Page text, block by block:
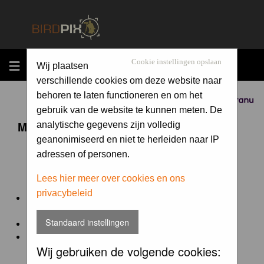
MENU
Sponsored by
Cookie instellingen opslaan
Wij plaatsen
verschillende cookies om deze website naar
behoren te laten functioneren en om het
gebruik van de website te kunnen meten. De
analytische gegevens zijn volledig
geanonimiseerd en niet te herleiden naar IP
adressen of personen.
Lees hier meer over cookies en ons
privacybeleid
Standaard instellingen
Wij gebruiken de volgende cookies:
Maandopdracht 'lentekriebels'
De maandopdracht van Birdpix is een competitie voor
en door de Birdpix fotografen community:
Het onderwerp van de opdracht wordt bepaald door de
winnaar van de laatste maandopdracht
De community nomineert de winnaar.
Geregistreerde gebruikers van Birdpix kunnen onder
deze voorwaardendeelnemen.